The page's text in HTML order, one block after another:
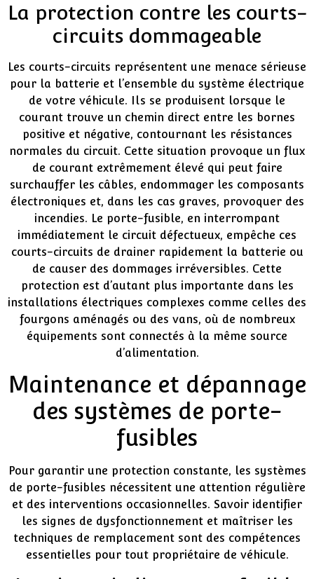
La protection contre les courts-
circuits dommageable
Les courts-circuits représentent une menace sérieuse
pour la batterie et l’ensemble du système électrique
de votre véhicule. Ils se produisent lorsque le
courant trouve un chemin direct entre les bornes
positive et négative, contournant les résistances
normales du circuit. Cette situation provoque un flux
de courant extrêmement élevé qui peut faire
surchauffer les câbles, endommager les composants
électroniques et, dans les cas graves, provoquer des
incendies. Le porte-fusible, en interrompant
immédiatement le circuit défectueux, empêche ces
courts-circuits de drainer rapidement la batterie ou
de causer des dommages irréversibles. Cette
protection est d’autant plus importante dans les
installations électriques complexes comme celles des
fourgons aménagés ou des vans, où de nombreux
équipements sont connectés à la même source
d’alimentation.
Maintenance et dépannage
des systèmes de porte-
fusibles
Pour garantir une protection constante, les systèmes
de porte-fusibles nécessitent une attention régulière
et des interventions occasionnelles. Savoir identifier
les signes de dysfonctionnement et maîtriser les
techniques de remplacement sont des compétences
essentielles pour tout propriétaire de véhicule.